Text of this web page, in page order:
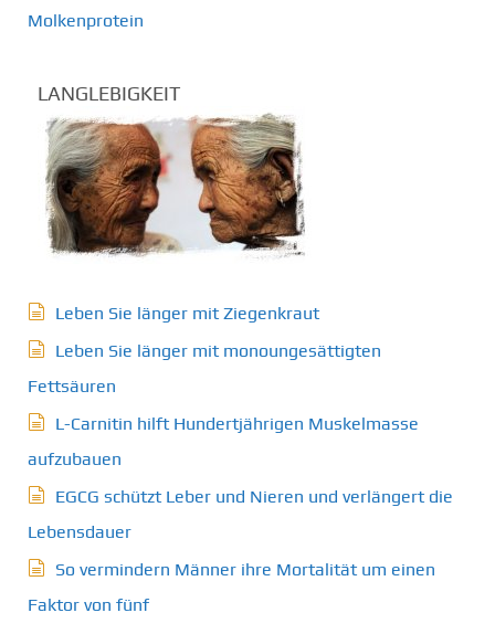
Molkenprotein
LANGLEBIGKEIT
Leben Sie länger mit Ziegenkraut
Leben Sie länger mit monoungesättigten
Fettsäuren
L-Carnitin hilft Hundertjährigen Muskelmasse
aufzubauen
EGCG schützt Leber und Nieren und verlängert die
Lebensdauer
So vermindern Männer ihre Mortalität um einen
Faktor von fünf